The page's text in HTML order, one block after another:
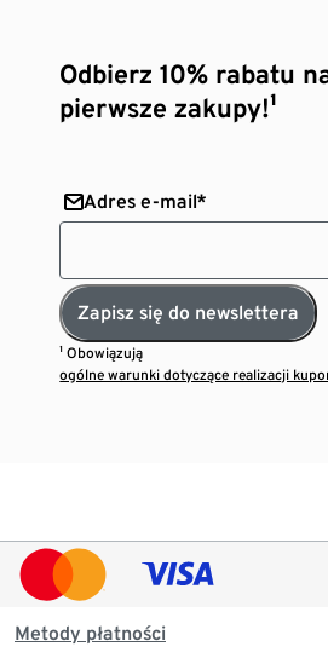
Odbierz 10% rabatu
pierwsze zakupy!¹
Adres e-mail*
Zapisz się do newslettera
¹ Obowiązują
ogólne warunki dotyczące realizacji
Metody płatności